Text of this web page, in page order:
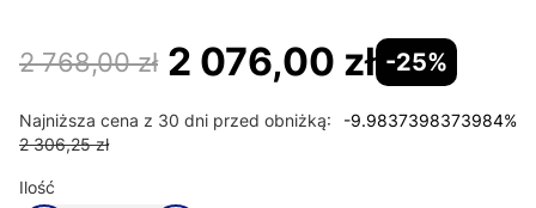
2 768,00 zł 2 076,00 zł -25%
Najniższa cena z 30 dni przed obniżką:
2 306,25 zł
-9.9837398373984%
Ilość